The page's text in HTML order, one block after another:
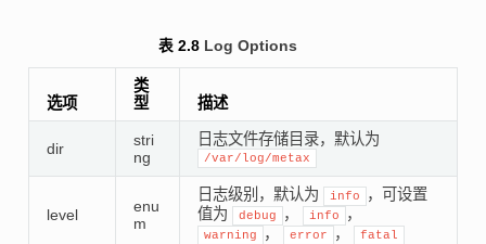
表 2.8 Log Options
选项
类
型
描述
dir
stri
ng
日志文件存储目录，默认为
/var/log/metax
level
enu
m
日志级别，默认为 info
，可设置
值为
debug ， info ，
warning ， error ， fatal